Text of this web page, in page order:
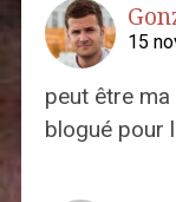
15
peut être
blogué pour